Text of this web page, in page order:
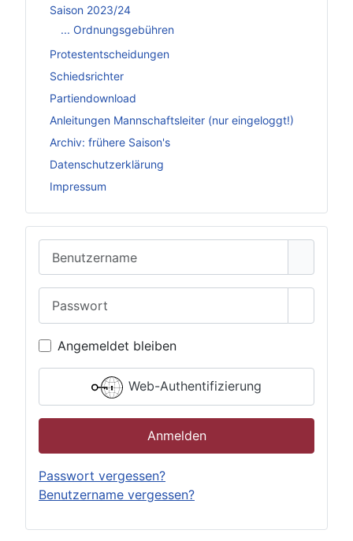
Saison 2023/24
... Ordnungsgebühren
Protestentscheidungen
Schiedsrichter
Partiendownload
Anleitungen Mannschaftsleiter (nur eingeloggt!)
Archiv: frühere Saison's
Datenschutzerklärung
Impressum
Angemeldet bleiben
Web-Authentifizierung
Anmelden
Passwort vergessen?
Benutzername vergessen?